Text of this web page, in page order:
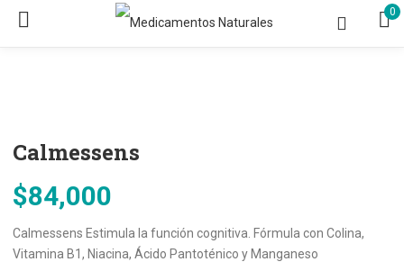
0
Calmessens
$84,000
Calmessens Estimula la función cognitiva. Fórmula con Colina,
Vitamina B1, Niacina, Ácido Pantoténico y Manganeso